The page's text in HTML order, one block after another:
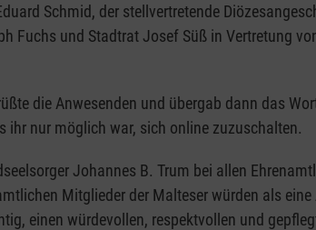
Schmid, der stellvertretende
Fuchs und Stadtrat Josef Süß in Vertretung
die Anwesenden und übergab dann das
ihr nur möglich war, sich online zuzuschalten.
Johannes B. Trum bei allen
Mitglieder der Malteser würden als eine
einen würdevollen, respektvollen und